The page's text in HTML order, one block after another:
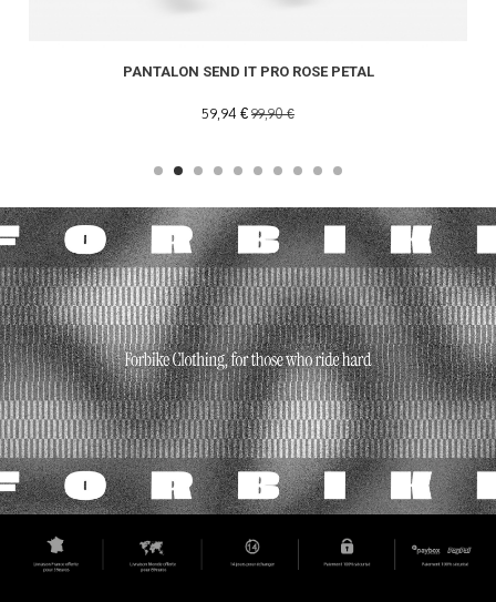
PANTALON SEND IT PRO ROSE PETAL
59,94 € 99,90 €